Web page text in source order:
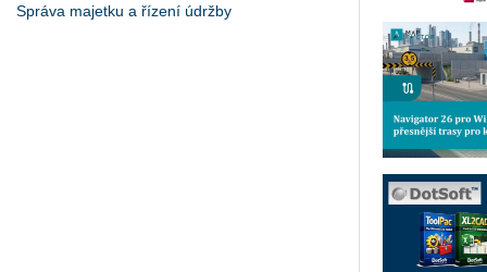
Správa majetku a řízení údržby